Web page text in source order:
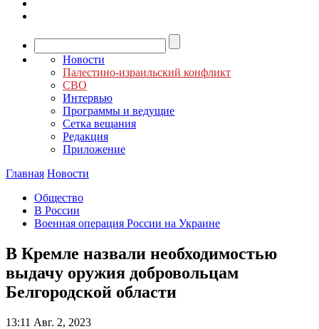
Новости
Палестино-израильский конфликт
СВО
Интервью
Программы и ведущие
Сетка вещания
Редакция
Приложение
Главная Новости
Общество
В России
Военная операция России на Украине
В Кремле назвали необходимостью
выдачу оружия добровольцам
Белгородской области
13:11 Авг. 2, 2023